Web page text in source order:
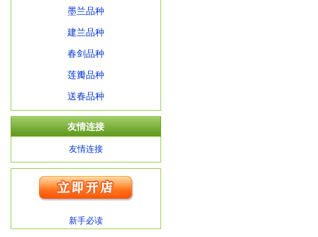
墨兰品种
建兰品种
春剑品种
莲瓣品种
送春品种
友情连接
友情连接
新手必读